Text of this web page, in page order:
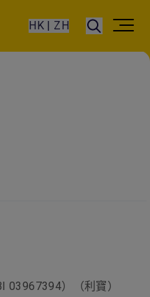
HK | ZH
03967394）（利寶）